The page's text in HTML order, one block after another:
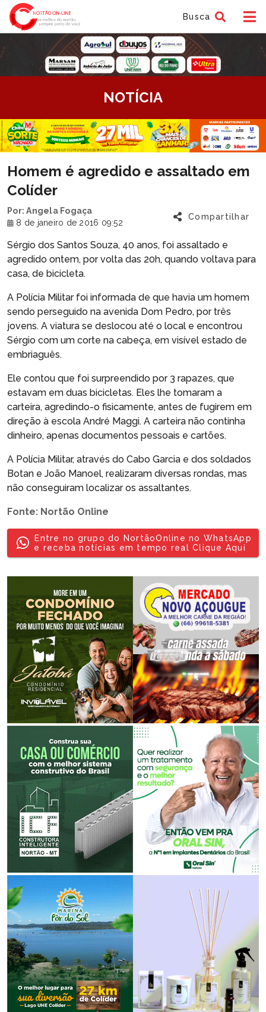
Busca
NOTÍCIA
Homem é agredido e assaltado em
Colíder
Por: Angela Fogaça
8 de janeiro de 2016 09:52
Compartilhar
Sérgio dos Santos Souza, 40 anos, foi assaltado e
agredido ontem, por volta das 20h, quando voltava para
casa, de bicicleta.
A Polícia Militar foi informada de que havia um homem
sendo perseguido na avenida Dom Pedro, por três
jovens. A viatura se deslocou até o local e encontrou
Sérgio com um corte na cabeça, em visível estado de
embriaguês.
Ele contou que foi surpreendido por 3 rapazes, que
estavam em duas bicicletas. Eles lhe tomaram a
carteira, agredindo-o fisicamente, antes de fugirem em
direção à escola André Maggi. A carteira não continha
dinheiro, apenas documentos pessoais e cartões.
A Polícia Militar, através do Cabo Garcia e dos soldados
Botan e João Manoel, realizaram diversas rondas, mas
não conseguiram localizar os assaltantes.
Fonte: Nortão Online
Entre no grupo do NortãoOnline no WhatsApp
e receba notícias em tempo real Clique Aqui